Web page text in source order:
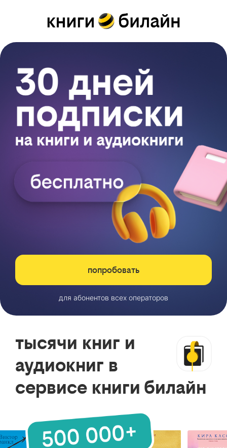
попробовать
для абонентов всех операторов
тысячи книг и
аудиокниг в
сервисе книги билайн